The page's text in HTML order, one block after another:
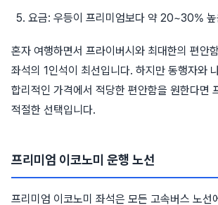
요금: 우등이 프리미엄보다 약 20~30% 높
혼자 여행하면서 프라이버시와 최대한의 편안
좌석의 1인석이 최선입니다. 하지만 동행자와
합리적인 가격에서 적당한 편안함을 원한다면
적절한 선택입니다.
프리미엄 이코노미 운행 노선
프리미엄 이코노미 좌석은 모든 고속버스 노선